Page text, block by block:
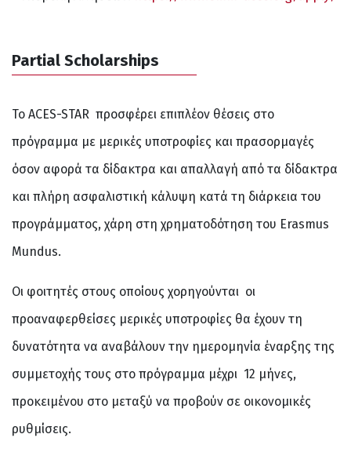
Partial Scholarships
Το ACES-STAR προσφέρει επιπλέον θέσεις στο
πρόγραμμα με μερικές υποτροφίες και πρασορμαγές
όσον αφορά τα δίδακτρα και απαλλαγή από τα δίδακτρα
και πλήρη ασφαλιστική κάλυψη κατά τη διάρκεια του
προγράμματος, χάρη στη χρηματοδότηση του Erasmus
Mundus.
Οι φοιτητές στους οποίους χορηγούνται οι
προαναφερθείσες μερικές υποτροφίες θα έχουν τη
δυνατότητα να αναβάλουν την ημερομηνία έναρξης της
συμμετοχής τους στο πρόγραμμα μέχρι 12 μήνες,
προκειμένου στο μεταξύ να προβούν σε οικονομικές
ρυθμίσεις.